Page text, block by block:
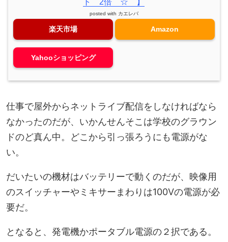
ト 2倍 ☆ 】
posted with カエレバ
楽天市場 Amazon
Yahooショッピング
仕事で屋外からネットライブ配信をしなければなら
なかったのだが、いかんせんそこは学校のグラウン
ドのど真ん中。どこから引っ張ろうにも電源がな
い。
だいたいの機材はバッテリーで動くのだが、映像用
のスイッチャーやミキサーまわりは100Vの電源が必
要だ。
となると、発電機かポータブル電源の２択である。